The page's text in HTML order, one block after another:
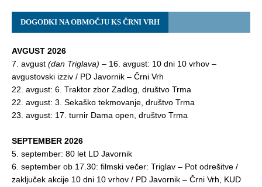
DOGODKI NA OBMOČJU KS ČRNI VRH
AVGUST 2026
7. avgust (dan Triglava) – 16. avgust: 10 dni 10 vrhov –
avgustovski izziv / PD Javornik – Črni Vrh
22. avgust: 6. Traktor zbor Zadlog, društvo Trma
22. avgust: 3. Sekaško tekmovanje, društvo Trma
23. avgust: 17. turnir Dama open, društvo Trma
SEPTEMBER 2026
5. september: 80 let LD Javornik
6. september ob 17.30: filmski večer: Triglav – Pot odrešitve /
zaključek akcije 10 dni 10 vrhov / PD Javornik – Črni Vrh, KUD